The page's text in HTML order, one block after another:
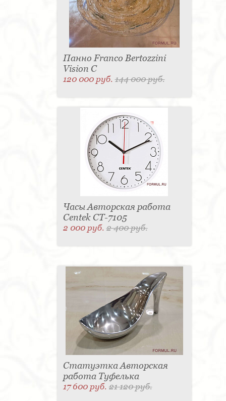
Панно Franco Bertozzini
Vision С
120 000 руб.144 000 руб.
Часы Авторская работа
Centek CT-7105
2 000 руб.2 400 руб.
Статуэтка Авторская
работа Туфелька
17 600 руб.21 120 руб.